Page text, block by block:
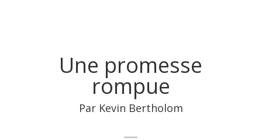
Une promesse
rompue
Par Kevin Bertholom